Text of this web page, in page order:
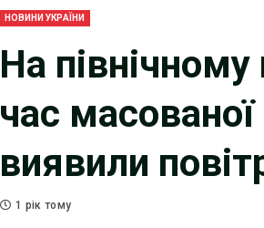
НОВИНИ УКРАЇНИ
На
час
виявили
1 рік тому